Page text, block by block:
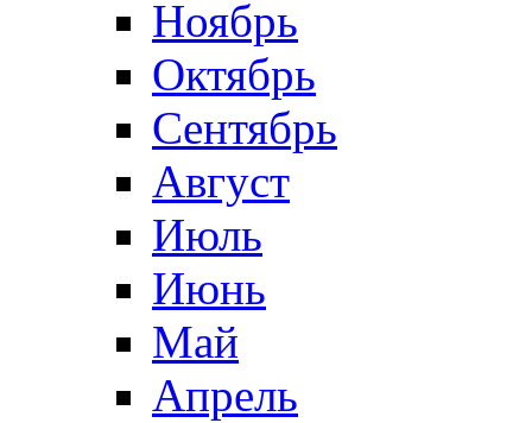
Ноябрь
Октябрь
Сентябрь
Август
Июль
Июнь
Май
Апрель